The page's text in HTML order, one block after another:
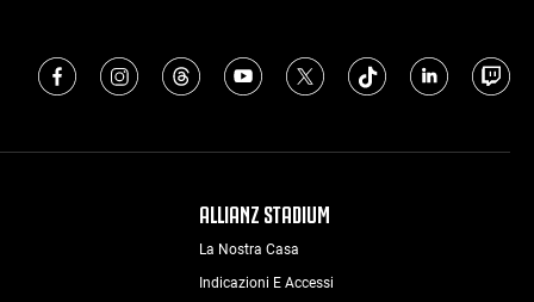
ALLIANZ STADIUM
La Nostra Casa
Indicazioni E Accessi